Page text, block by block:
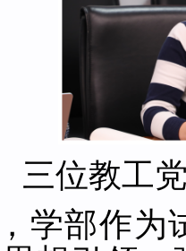
三位教工
学部作为